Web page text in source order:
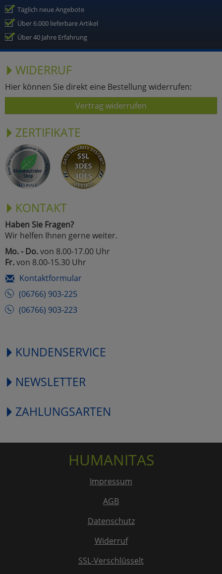
Täglich neue Angebote
Über 6.000 lieferbare Artikel
Über 40 Jahre Erfahrung
WIDERRUF
Hier können Sie direkt eine Bestellung widerrufen:
Vertrag widerrufen
ZERTIFIKATE
KONTAKT
Haben Sie Fragen?
Wir helfen Ihnen gerne weiter.
Mo. - Do.von 8.00-17.00 Uhr
Fr.von 8.00-15.30 Uhr
Kontaktformular
(06766) 903-225
(06766) 903-223
KUNDENSERVICE
NEWSLETTER
ZAHLUNGSARTEN
HUMANITAS
Impressum
AGB
Datenschutz
Widerruf
SSL-Verschlüsselt